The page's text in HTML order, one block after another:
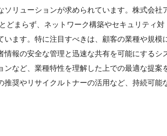
リューションが求められています。株式会社
どまらず、ネットワーク構築やセキュリティ対
ます。特に注目すべきは、顧客の業種や規模
報の安全な管理と迅速な共有を可能にするシ
など、業種特性を理解した上での最適な提案
奨やリサイクルトナーの活用など、持続可能